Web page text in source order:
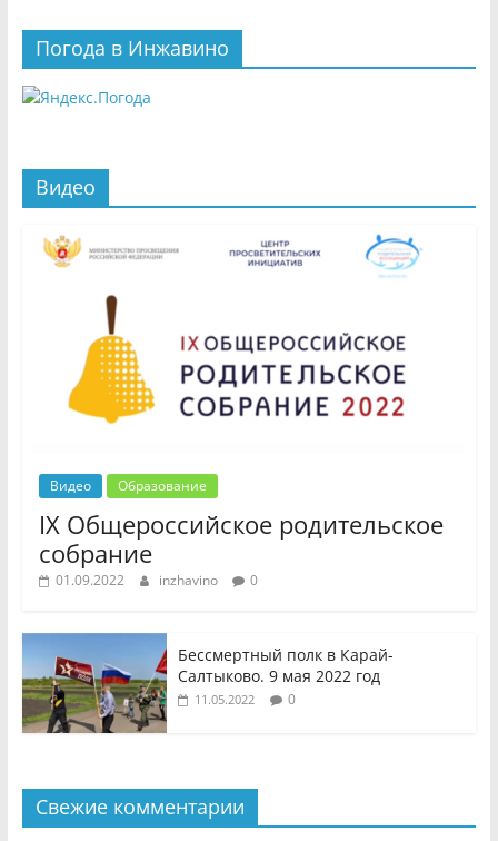
Погода в Инжавино
Видео
Видео Образование
IX Общероссийское родительское
собрание
01.09.2022 inzhavino 0
Бессмертный полк в Карай-
Салтыково. 9 мая 2022 год
11.05.2022 0
Свежие комментарии